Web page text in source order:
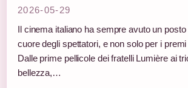
2026-05-29
Il cinema italiano ha sempre avuto un
cuore degli spettatori, e non solo per i
Dalle prime pellicole dei fratelli Lumière ai
bellezza,…